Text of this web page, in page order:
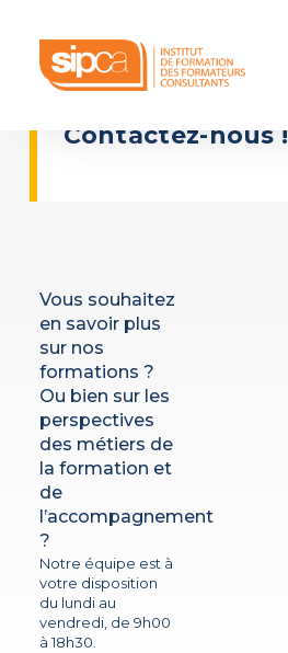
Contactez-nous !
Vous souhaitez
en savoir plus
sur nos
formations ?
Ou bien sur les
perspectives
des métiers de
la formation et
de
l’accompagnement
?
Notre équipe est à
votre disposition
du lundi au
vendredi, de 9h00
à 18h30.